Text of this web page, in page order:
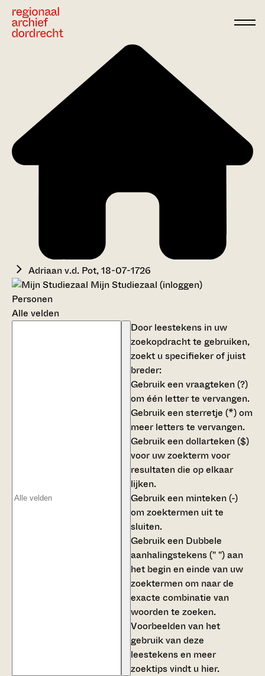
Adriaan v.d. Pot, 18-07-1726
Mijn Studiezaal (inloggen)
Personen
Alle velden
Door leestekens in uw
zoekopdracht te gebruiken,
zoekt u specifieker of juist
breder:
Gebruik eenvraagteken (?)
om één letter te vervangen.
Gebruik eensterretje (*)om
meer letters te vervangen.
Gebruik eendollarteken ($)
voor uw zoekterm voor
resultaten die op elkaar
lijken.
Gebruik een minteken (-)
om zoektermen uit te
sluiten.
Gebruik een Dubbele
aanhalingstekens (" ")aan
het begin en einde van uw
zoektermen om naar de
exacte combinatie van
woorden te zoeken.
Voorbeelden van het
gebruik van deze
leestekens en meer
zoektips vindt u hier.